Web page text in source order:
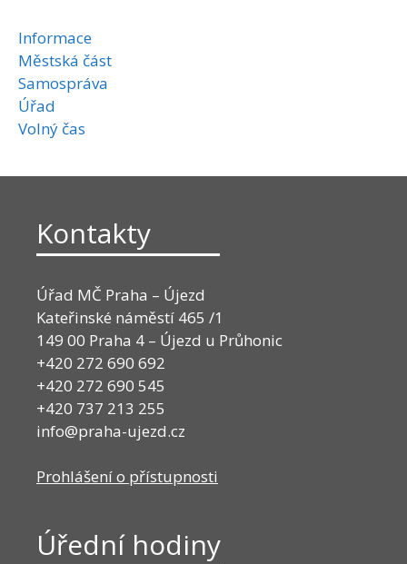
Informace
Městská část
Samospráva
Úřad
Volný čas
Kontakty
Úřad MČ Praha – Újezd
Kateřinské náměstí 465 /1
149 00 Praha 4 – Újezd u Průhonic
+420 272 690 692
+420 272 690 545
+420 737 213 255
info@praha-ujezd.cz
Prohlášení o přístupnosti
Úřední hodiny